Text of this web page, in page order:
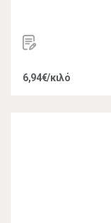
6,94€/κιλό